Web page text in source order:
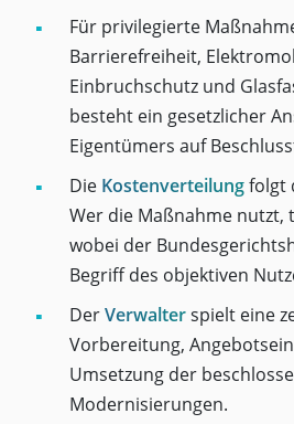
Für privilegierte
Barrierefreiheit,
Einbruchschutz und
besteht ein gesetzlicher
Eigentümers auf
Die Kostenverteilungfolgt
Wer die Maßnahme
wobei der
Begriff des objektiven
DerVerwalterspielt eine
Vorbereitung,
Umsetzung der
Modernisierungen.